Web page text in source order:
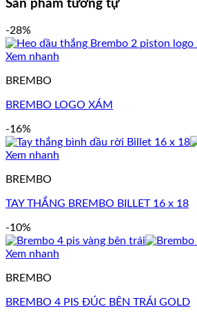
Sản phẩm tương tự
-28%
Xem nhanh
BREMBO
BREMBO LOGO XÁM
-16%
Xem nhanh
BREMBO
TAY THẮNG BREMBO BILLET 16 x 18
-10%
Xem nhanh
BREMBO
BREMBO 4 PIS ĐÚC BÊN TRÁI GOLD